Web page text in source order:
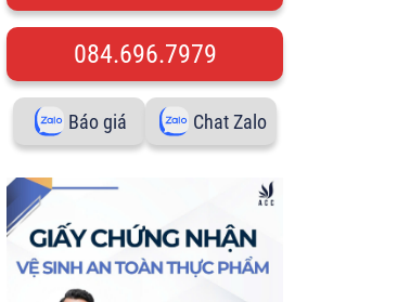
084.696.7979
Báo giá Chat Zalo